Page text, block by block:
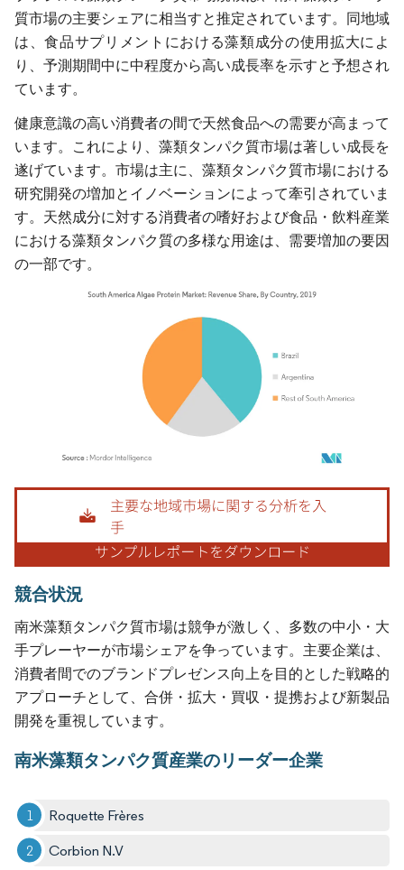
質市場の主要シェアに相当すと推定されています。同地域
は、食品サプリメントにおける藻類成分の使用拡大によ
り、予測期間中に中程度から高い成長率を示すと予想され
ています。
健康意識の高い消費者の間で天然食品への需要が高まって
います。これにより、藻類タンパク質市場は著しい成長を
遂げています。市場は主に、藻類タンパク質市場における
研究開発の増加とイノベーションによって牽引されていま
す。天然成分に対する消費者の嗜好および食品・飲料産業
における藻類タンパク質の多様な用途は、需要増加の要因
の一部です。
画像 © Mordor Intelligence。再利用にはCC BY 4.0の表示が必要です。
競合状況
南米藻類タンパク質市場は競争が激しく、多数の中小・大
手プレーヤーが市場シェアを争っています。主要企業は、
消費者間でのブランドプレゼンス向上を目的とした戦略的
アプローチとして、合併・拡大・買収・提携および新製品
開発を重視しています。
南米藻類タンパク質産業のリーダー企業
Roquette Frères
Corbion N.V